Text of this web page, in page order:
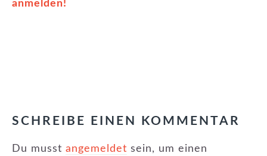
anmelden!
SCHREIBE EINEN KOMMENTAR
Du musst angemeldet sein, um einen